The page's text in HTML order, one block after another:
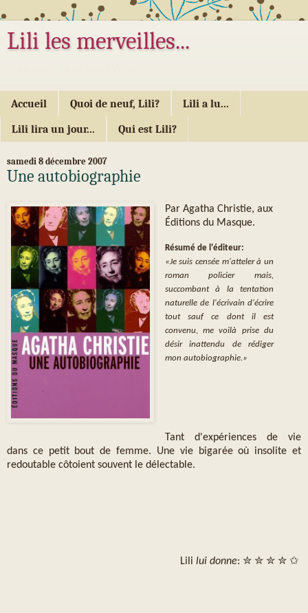
Lili les merveilles...
Accueil Quoi de neuf, Lili? Lili a lu...
Lili lira un jour... Qui est Lili?
samedi 8 décembre 2007
Une autobiographie
Par Agatha Christie, aux
Éditions du Masque.
Résumé de l'éditeur:
«Je suis censée m'atteler à un
roman policier mais,
succombant à la tentation
naturelle de l'écrivain d'écrire
tout sauf ce dont il est
convenu, me voilà prise du
désir inattendu de rédiger
mon autobiographie.»
Tant d'expériences de vie
dans ce petit bout de femme. Une vie bigarée où insolite et
redoutable côtoient souvent le délectable.
Lili lui donne: ✮ ✮ ✮ ✮ ✩